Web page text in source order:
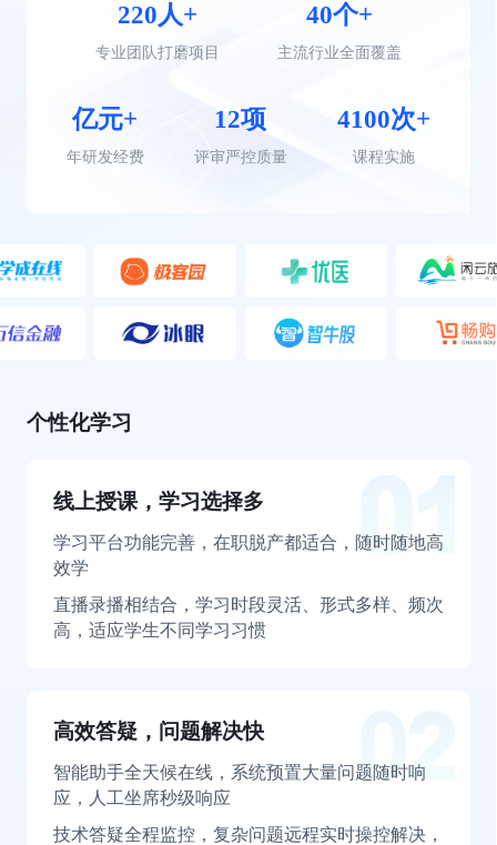
220人+
专业团队打磨项目
40个+
主流行业全面覆盖
亿元+
年研发经费
12项
评审严控质量
4100次+
课程实施
个性化学习
线上授课，学习选择多
学习平台功能完善，在职脱产都适合，随时随地高
效学
直播录播相结合，学习时段灵活、形式多样、频次
高，适应学生不同学习习惯
高效答疑，问题解决快
智能助手全天候在线，系统预置大量问题随时响
应，人工坐席秒级响应
技术答疑全程监控，复杂问题远程实时操控解决，